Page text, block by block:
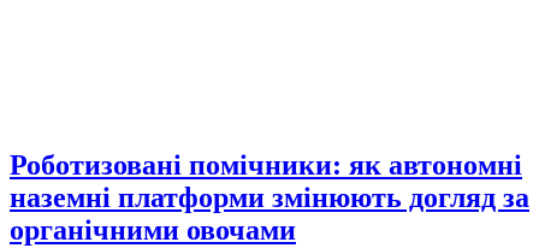
Роботизовані помічники: як автономні
наземні платформи змінюють догляд за
органічними овочами